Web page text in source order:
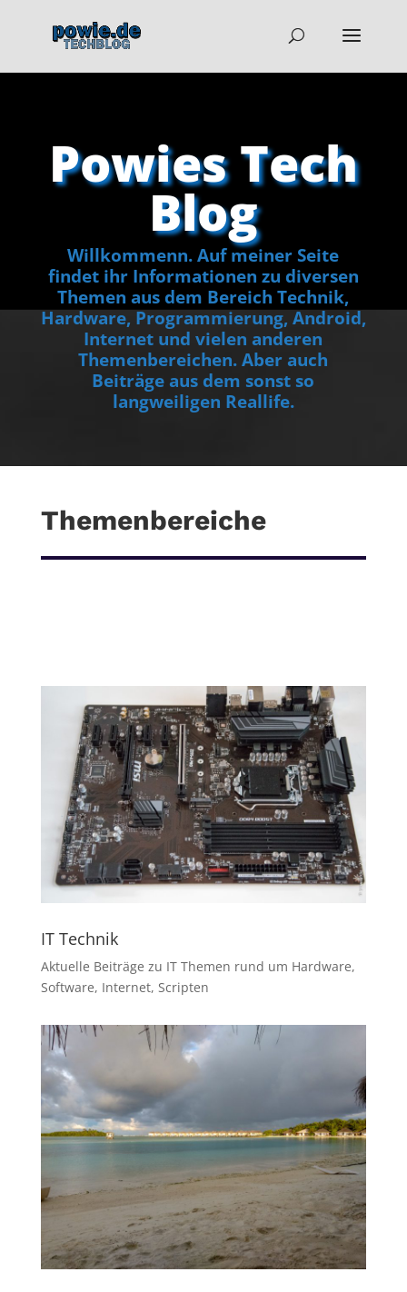
Powies Tech
Blog
Willkommenn. Auf meiner Seite
findet ihr Informationen zu diversen
Themen aus dem Bereich Technik,
Hardware, Programmierung, Android,
Internet und vielen anderen
Themenbereichen. Aber auch
Beiträge aus dem sonst so
langweiligen Reallife.
Themenbereiche
IT Technik
Aktuelle Beiträge zu IT Themen rund um Hardware,
Software, Internet, Scripten